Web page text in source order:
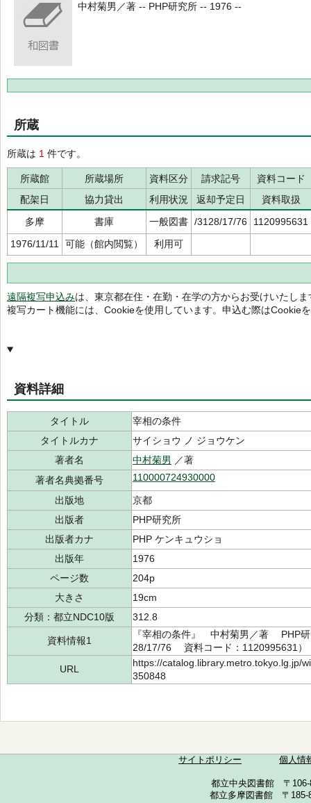
中村菊男／著 -- PHP研究所 -- 1976 --
所蔵
所蔵は 1 件です。
所蔵館 所蔵場所 資料区分 請求記号
資料コード
配架日
協力貸出 利用状況 返却予定日
資料取扱
多摩
書庫 一般図書 /3128/17/76
1120995631
1976/11/11
可能（館内閲覧） 利用可
遠隔複写申込みは、東京都在住・在勤・在学の方からお受けいたしま
複写カート機能には、Cookieを使用しています。申込む際はCookie
資料詳細
タイトル
宰相の条件
タイトルカナ
サイショウ ノ ジョウケン
著者名
中村菊男 ／著
著者名典拠番号
110000724930000
出版地
京都
出版者
PHP研究所
出版者カナ
PHP ケンキュウショ
出版年
1976
ページ数
204p
大きさ
19cm
分類：都立NDC10版
312.8
資料情報1
『宰相の条件』 中村菊男／著 PHP
28/17/76 資料コード：1120995631）
URL
https://catalog.library.metro.tokyo.lg.jp/
350848
サイトポリシー 個人情
都立中央図書館 〒
都立多摩図書館 〒185-